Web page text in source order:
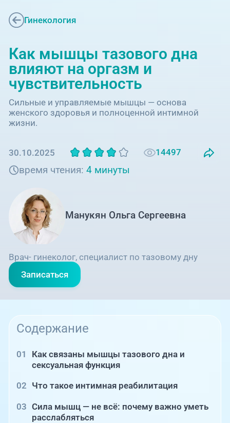
О клинике
Новости
Пациентам
+7 (351) 220-00-03
Центр амбулаторной
онкологической помощи
+7 (7142) 927-003
Справочный телефон для
жителей Казахстана
Гинекология
Как мышцы тазового дна
влияют на оргазм и
чувствительность
Сильные и управляемые мышцы — основа
женского здоровья и полноценной интимной
жизни.
30.10.2025 14497
время чтения:4 минуты
Манукян Ольга Сергеевна
Врач- гинеколог, специалист по тазовому дну
Записаться
Содержание
Как связаны мышцы тазового дна и
сексуальная функция
Что такое интимная реабилитация
Сила мышц — не всё: почему важно уметь
расслабляться